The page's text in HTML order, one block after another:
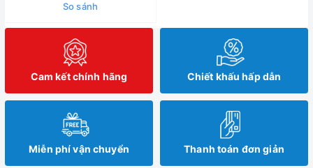
So sánh
Cam kết chính hãng Chiết khấu hấp dẫn
Miễn phí vận chuyển Thanh toán đơn giản